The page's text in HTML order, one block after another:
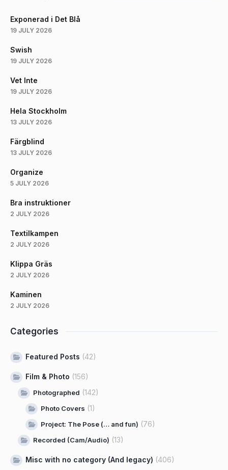
Exponerad i Det Blå
19 JULY 2026
Swish
19 JULY 2026
Vet Inte
19 JULY 2026
Hela Stockholm
13 JULY 2026
Färgblind
13 JULY 2026
Organize
5 JULY 2026
Bra instruktioner
2 JULY 2026
Textilkampen
2 JULY 2026
Klippa Gräs
2 JULY 2026
Kaminen
2 JULY 2026
Categories
Featured Posts (42)
Film & Photo (156)
Photographed (142)
Photo Covers (1)
Project: The Pose (… and fun) (76)
Recorded (Cam/Audio) (13)
Misc with no category (And legacy) (406)